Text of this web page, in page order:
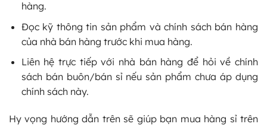
hàng.
Đọc kỹ thông tin sản phẩm và chính sách bán hàng
của nhà bán hàng trước khi mua hàng.
Liên hệ trực tiếp với nhà bán hàng để hỏi về chính
sách bán buôn/bán sỉ nếu sản phẩm chưa áp dụng
chính sách này.
Hy vọng hướng dẫn trên sẽ giúp bạn mua hàng sỉ trên